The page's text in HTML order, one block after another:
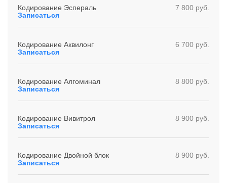
Кодирование Эспераль
7 800 руб.
Записаться
Кодирование Аквилонг
6 700 руб.
Записаться
Кодирование Алгоминал
8 800 руб.
Записаться
Кодирование Вивитрол
8 900 руб.
Записаться
Кодирование Двойной блок
8 900 руб.
Записаться